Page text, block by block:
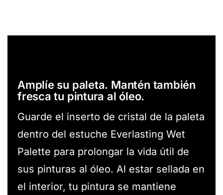
Amplíe su paleta. Mantén también
fresca tu pintura al óleo.
Guarde el inserto de cristal de la paleta
dentro del estuche Everlasting Wet
Palette para prolongar la vida útil de
sus pinturas al óleo. Al estar sellada en
el interior, tu pintura se mantiene